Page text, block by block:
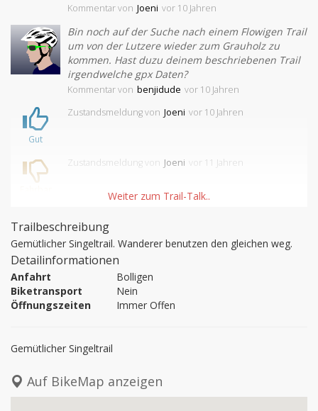
Kommentarvon Joeni vor 10 Jahren
Bin noch auf der Suche nach einem Flowigen Trail
um von der Lutzere wieder zum Grauholz zu
kommen. Hast duzu deinem beschriebenen Trail
irgendwelche gpx Daten?
Kommentarvon benjidude vor 10 Jahren
Gut
Zustandsmeldungvon Joeni vor 10 Jahren
Zustandsmeldungvon Joeni vor 11 Jahren
Trailbeschreibung
Gemütlicher Singeltrail. Wanderer benutzen den gleichen weg.
Detailinformationen
Anfahrt
Bolligen
Biketransport
Nein
Öffnungszeiten
Immer Offen
Gemütlicher Singeltrail
Auf BikeMap anzeigen